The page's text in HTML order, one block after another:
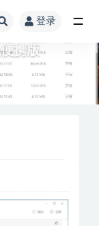
登录
携版